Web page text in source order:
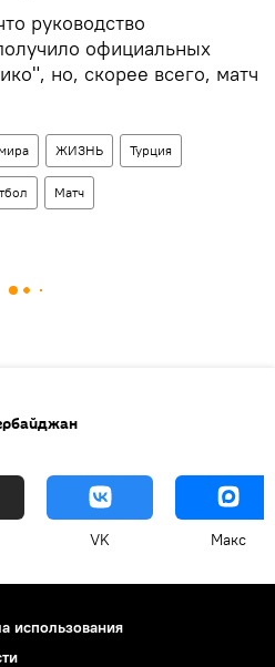
руководство
официальных
но, скорее всего, матч
ЖИЗНЬ Турция
Матч
VK Макс
использования